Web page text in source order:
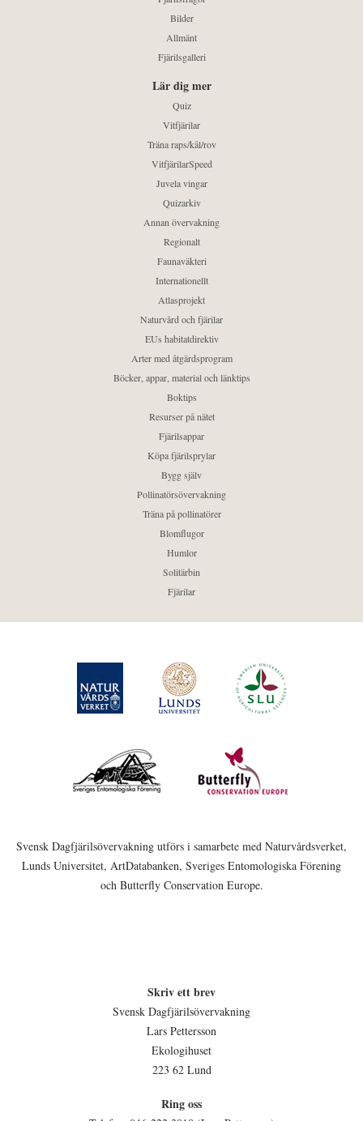
Bilder
Allmänt
Fjärilsgalleri
Lär dig mer
Quiz
Vitfjärilar
Träna raps/kål/rov
VitfjärilarSpeed
Juvela vingar
Quizarkiv
Annan övervakning
Regionalt
Faunaväkteri
Internationellt
Atlasprojekt
Naturvård och fjärilar
EUs habitatdirektiv
Arter med åtgärdsprogram
Böcker, appar, material och länktips
Boktips
Resurser på nätet
Fjärilsappar
Köpa fjärilsprylar
Bygg själv
Pollinatörsövervakning
Träna på pollinatörer
Blomflugor
Humlor
Solitärbin
Fjärilar
Svensk Dagfjärilsövervakning utförs i samarbete med Naturvårdsverket,
Lunds Universitet, ArtDatabanken, Sveriges Entomologiska Förening
och Butterfly Conservation Europe.
Skriv ett brev
Svensk Dagfjärilsövervakning
Lars Pettersson
Ekologihuset
223 62 Lund
Ring oss